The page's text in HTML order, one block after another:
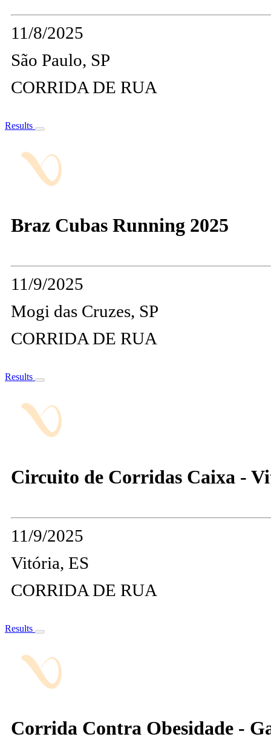
11/8/2025
São Paulo, SP
CORRIDA DE RUA
Results
Braz Cubas Running 2025
11/9/2025
Mogi das Cruzes, SP
CORRIDA DE RUA
Results
Circuito de Corridas Caixa -
11/9/2025
Vitória, ES
CORRIDA DE RUA
Results
Corrida Contra Obesidade -